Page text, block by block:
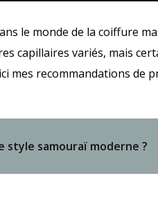
le monde de la coiffure
capillaires variés, mais
mes recommandations de
style samouraï moderne ?